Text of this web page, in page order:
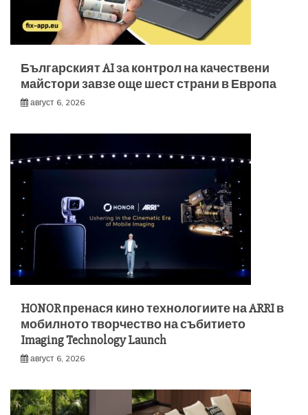
Българският AI за контрол на качествени
майстори завзе още шест страни в Европа
август 6, 2026
HONOR пренася кино технологиите на ARRI в
мобилното творчество на събитието
Imaging Technology Launch
август 6, 2026